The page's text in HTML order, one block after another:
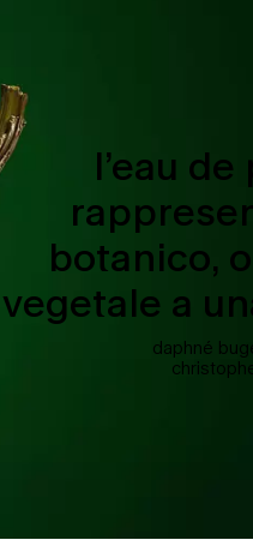
l’eau
botanico,
vegetale a
daphné